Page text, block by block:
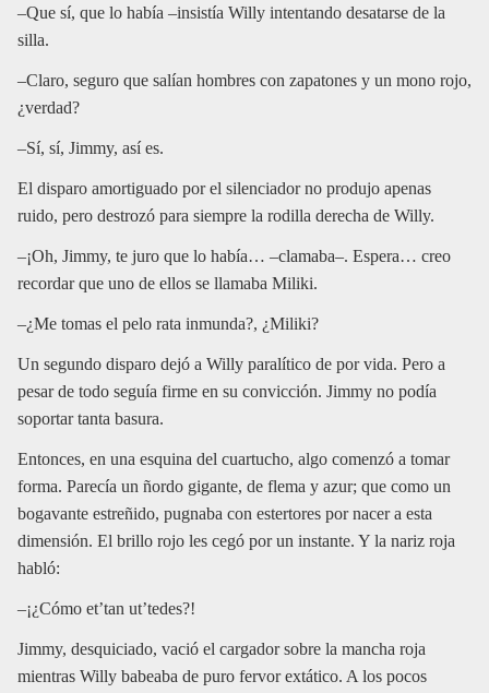
–Que sí, que lo había –insistía Willy intentando desatarse de la
silla.
–Claro, seguro que salían hombres con zapatones y un mono rojo,
¿verdad?
–Sí, sí, Jimmy, así es.
El disparo amortiguado por el silenciador no produjo apenas
ruido, pero destrozó para siempre la rodilla derecha de Willy.
–¡Oh, Jimmy, te juro que lo había… –clamaba–. Espera… creo
recordar que uno de ellos se llamaba Miliki.
–¿Me tomas el pelo rata inmunda?, ¿Miliki?
Un segundo disparo dejó a Willy paralítico de por vida. Pero a
pesar de todo seguía firme en su convicción. Jimmy no podía
soportar tanta basura.
Entonces, en una esquina del cuartucho, algo comenzó a tomar
forma. Parecía un ñordo gigante, de flema y azur; que como un
bogavante estreñido, pugnaba con estertores por nacer a esta
dimensión. El brillo rojo les cegó por un instante. Y la nariz roja
habló:
–¡¿Cómo et’tan ut’tedes?!
Jimmy, desquiciado, vació el cargador sobre la mancha roja
mientras Willy babeaba de puro fervor extático. A los pocos